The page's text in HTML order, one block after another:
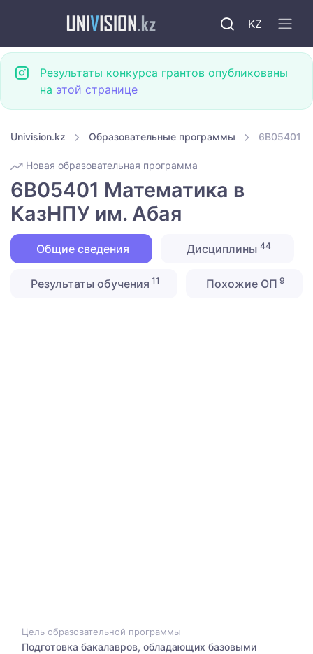
KZ
Результаты конкурса грантов опубликованы
на этой странице
Univision.kz Образовательные программы 6B05401
Новая образовательная программа
6B05401 Математика в
КазНПУ им. Абая
Общие сведения Дисциплины 44
Результаты обучения 11 Похожие ОП 9
Цель образовательной программы
Подготовка бакалавров, обладающих базовыми